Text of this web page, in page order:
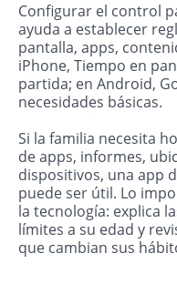
Configurar el control
ayuda a establecer
pantalla, apps,
iPhone, Tiempo en
partida; en Android,
necesidades básicas.
Si la familia necesita
de apps, informes,
dispositivos, una app
puede ser útil. Lo
la tecnología: explica
límites a su edad y
que cambian sus